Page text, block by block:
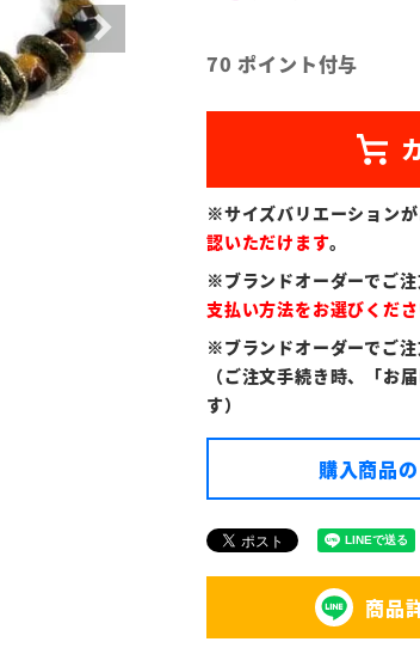
70 ポイント付与
※サイズバリエーションが
認いただけます。
※ブランドオーダーでご注
支払い方法をお選びくだ
※ブランドオーダーでご注
（ご注文手続き時、「お
す）
購入商品
商品